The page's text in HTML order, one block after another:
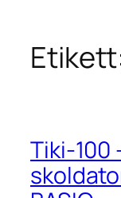
Tiki-100